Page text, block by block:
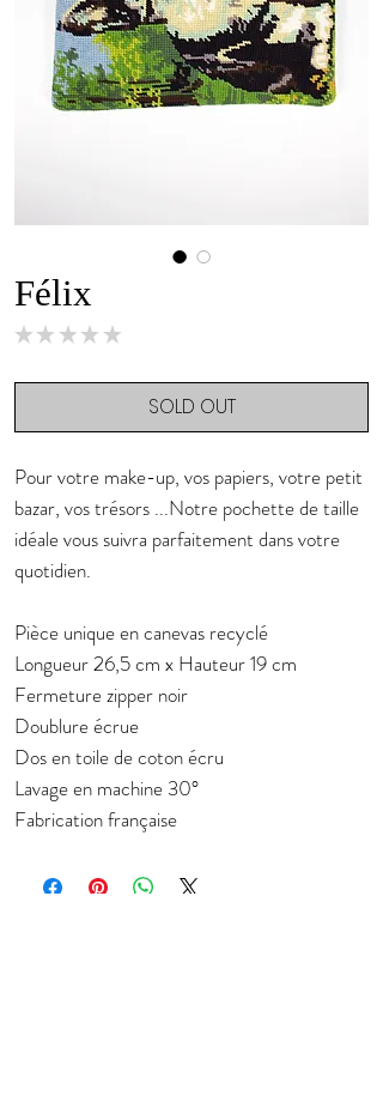
Félix
★ ★ ★ ★ ★
SOLD OUT
Pour votre make-up, vos papiers, votre petit
bazar, vos trésors ...Notre pochette de taille
idéale vous suivra parfaitement dans votre
quotidien.
Pièce unique en canevas recyclé
Longueur 26,5 cm x Hauteur 19 cm
Fermeture zipper noir
Doublure écrue
Dos en toile de coton écru
Lavage en machine 30°
Fabrication française